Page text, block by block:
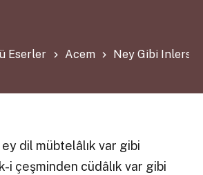
Eserler Acem Ney Gibi Inlersin
dil mübtelâlık var gibi
i çeşminden cüdâlık var gibi